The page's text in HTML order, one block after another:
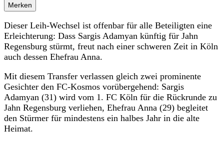
Merken
Dieser Leih-Wechsel ist offenbar für alle Beteiligten eine
Erleichterung: Dass Sargis Adamyan künftig für Jahn
Regensburg stürmt, freut nach einer schweren Zeit in Köln
auch dessen Ehefrau Anna.
Mit diesem Transfer verlassen gleich zwei prominente
Gesichter den FC-Kosmos vorübergehend: Sargis
Adamyan (31) wird vom 1. FC Köln für die Rückrunde zu
Jahn Regensburg verliehen, Ehefrau Anna (29) begleitet
den Stürmer für mindestens ein halbes Jahr in die alte
Heimat.